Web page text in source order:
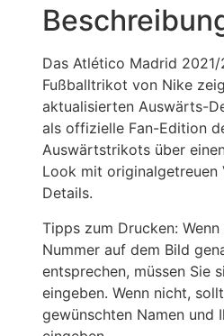
Das Atlético Madrid
Fußballtrikot von Nike
aktualisierten Auswärts-
als offizielle Fan-Edition
Auswärtstrikots über
Look mit originalgetreuen
Details.
Tipps zum Drucken:
Nummer auf dem Bild
entsprechen, müssen Sie
eingeben. Wenn nicht,
gewünschten Namen und